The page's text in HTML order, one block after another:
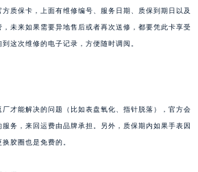
质保卡，上面有维修编号、服务日期、质保到期日以及
未来如果需要异地售后或者再次送修，都要凭此卡享受
这次维修的电子记录，方便随时调阅。
才能解决的问题（比如表盘氧化、指针脱落），官方会
务，来回运费由品牌承担。另外，质保期内如果手表因
胶圈也是免费的。